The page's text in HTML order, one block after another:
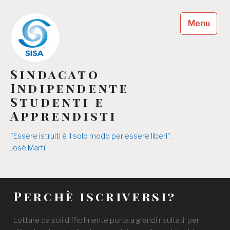
content
Sindacato
Indipendente
Studenti e
Apprendisti
"Essere istruiti è il solo modo per essere liberi".
José Martì.
Menu
Perchè iscriversi?
Lottare da soli difficilmente porta a grandi risultati: per